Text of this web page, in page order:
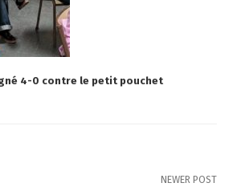
4-0 contre le petit pouchet
NEWER POST